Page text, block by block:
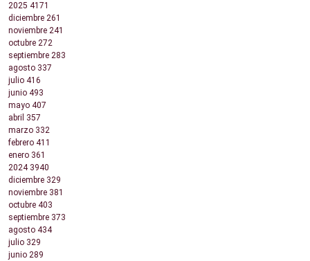
2025 4171
diciembre 261
noviembre 241
octubre 272
septiembre 283
agosto 337
julio 416
junio 493
mayo 407
abril 357
marzo 332
febrero 411
enero 361
2024 3940
diciembre 329
noviembre 381
octubre 403
septiembre 373
agosto 434
julio 329
junio 289